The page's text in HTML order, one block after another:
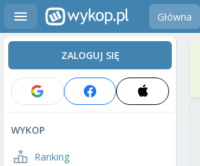
Główna
ZALOGUJ SIĘ
WYKOP
Ranking